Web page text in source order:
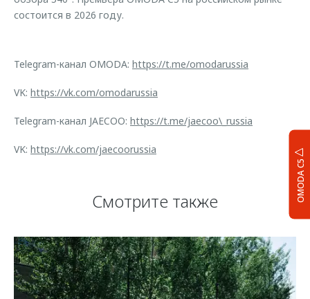
OMODA C5
состоится в 2026 году.
Telegram-канал OMODA: https://t.me/omodarussia
VK: https://vk.com/omodarussia
Telegram-канал JAECOO: https://t.me/jaecoo\_russia
VK: https://vk.com/jaecoorussia
Смотрите также